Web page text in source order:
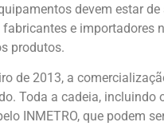
devem estar
e
produtos.
de 2013, a
Toda a cadeia,
INMETRO, que podem